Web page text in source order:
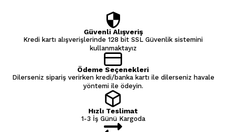
Güvenli Alışveriş
Kredi kartı alışverişlerinde 128 bit SSL Güvenlik sistemini
kullanmaktayız
Ödeme Seçenekleri
Dilerseniz sipariş verirken kredi/banka kartı ile dilerseniz havale
yöntemi ile ödeyin.
Hızlı Teslimat
1-3 İş Günü Kargoda